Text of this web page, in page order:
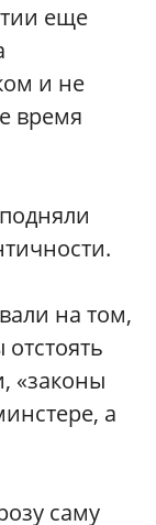
еще
и не
время
на том,
«законы
а
саму